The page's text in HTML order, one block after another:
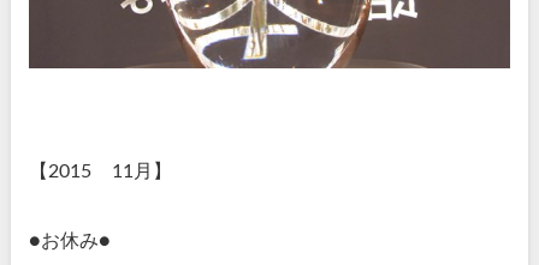
【2015 11月】
●お休み●